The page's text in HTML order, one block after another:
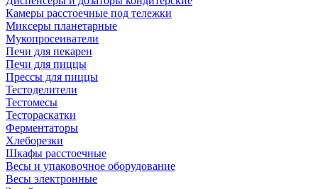
Камеры расстоечные под тележки
Миксеры планетарные
Мукопросеиватели
Печи для пекарен
Печи для пиццы
Прессы для пиццы
Тестоделители
Тестомесы
Тестораскатки
Ферментаторы
Хлеборезки
Шкафы расстоечные
Весы и упаковочное оборудование
Весы электронные